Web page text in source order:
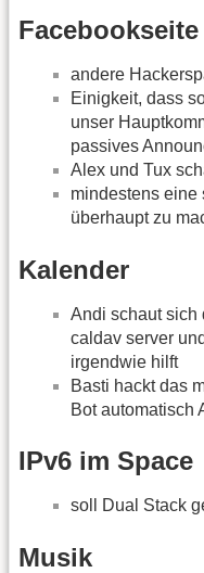
Facebookseite
andere
Einigkeit, dass
unser
passives
Alex und Tux
mindestens eine
überhaupt zu
Kalender
Andi schaut sich
caldav server
irgendwie hilft
Basti hackt das
Bot automatisch
IPv6 im Space
soll Dual Stack
Musik